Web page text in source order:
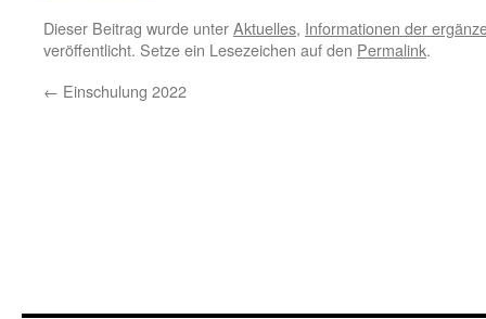
Dieser Beitrag wurde unterAktuelles, Informationen der
veröffentlicht. Setze ein Lesezeichen auf den Permalink.
← Einschulung 2022